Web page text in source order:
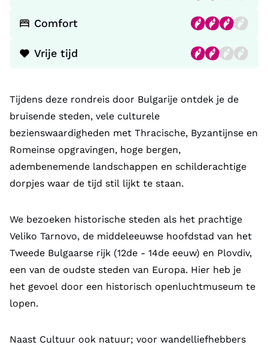
Comfort
Vrije tijd
Tijdens deze rondreis door Bulgarije ontdek je de
bruisende steden, vele culturele
bezienswaardigheden met Thracische, Byzantijnse en
Romeinse opgravingen, hoge bergen,
adembenemende landschappen en schilderachtige
dorpjes waar de tijd stil lijkt te staan.
We bezoeken historische steden als het prachtige
Veliko Tarnovo, de middeleeuwse hoofdstad van het
Tweede Bulgaarse rijk (12de - 14de eeuw) en Plovdiv,
een van de oudste steden van Europa. Hier heb je
het gevoel door een historisch openluchtmuseum te
lopen.
Naast Cultuur ook natuur; voor wandelliefhebbers